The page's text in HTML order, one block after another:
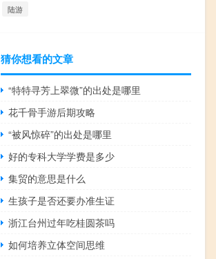
陆游
猜你想看的文章
“特特寻芳上翠微”的出处是哪里
花千骨手游后期攻略
“被风惊碎”的出处是哪里
好的专科大学学费是多少
集贸的意思是什么
生孩子是否还要办准生证
浙江台州过年吃桂圆茶吗
如何培养立体空间思维